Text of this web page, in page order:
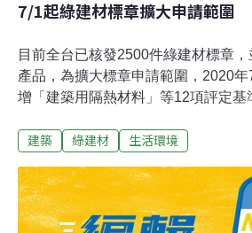
7/1起綠建材標章擴大申請範圍
目前全台已核發2500件綠建材標章
產品，為擴大標章申請範圍，2020
增「建築用隔熱材料」等12項評定基
永續。內政部建築研究所指出，由於
合多項研究成果及各界建言，這次增
基準，擴大標章申請範圍，包括「高
理評定項目由「節能玻璃」1項，增
建築 綠建材 生活環境